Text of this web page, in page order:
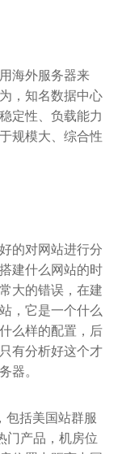
海外服务器来
，知名数据中心
定性、负载能力
规模大、综合性
的对网站进行分
建什么网站的时
大的错误，在建
，它是一个什么
么样的配置，后
有分析好这个才
器。
包括美国站群服
门产品，机房位